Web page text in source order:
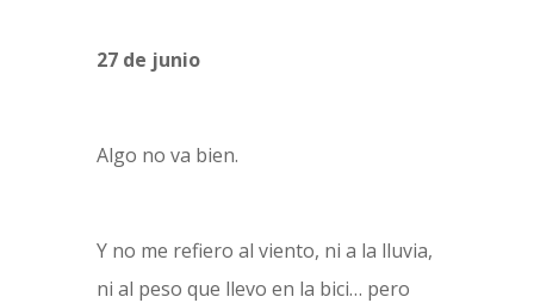
27 de junio
Algo no va bien.
Y no me refiero al viento, ni a la lluvia,
ni al peso que llevo en la bici… pero